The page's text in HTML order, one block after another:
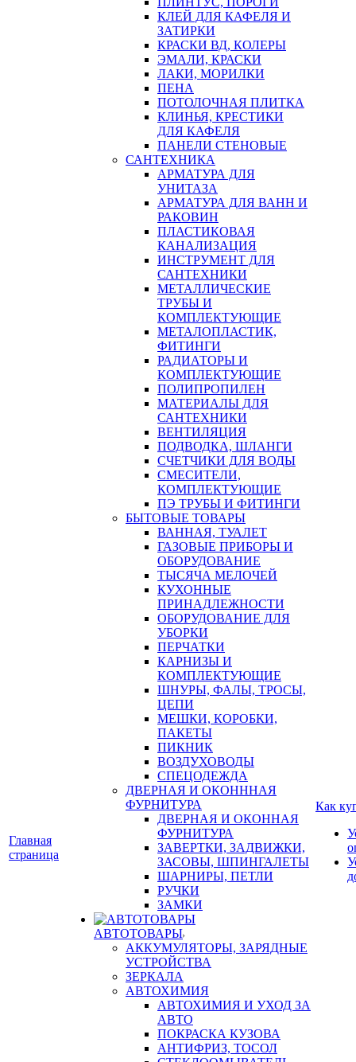
Главная
страница
КЛЕЙ ДЛЯ КАФЕЛЯ И
ЗАТИРКИ
КРАСКИ ВД, КОЛЕРЫ
ЭМАЛИ, КРАСКИ
ЛАКИ, МОРИЛКИ
ПЕНА
ПОТОЛОЧНАЯ ПЛИТКА
КЛИНЬЯ, КРЕСТИКИ
ДЛЯ КАФЕЛЯ
ПАНЕЛИ СТЕНОВЫЕ
САНТЕХНИКА
АРМАТУРА ДЛЯ
УНИТАЗА
АРМАТУРА ДЛЯ ВАНН И
РАКОВИН
ПЛАСТИКОВАЯ
КАНАЛИЗАЦИЯ
ИНСТРУМЕНТ ДЛЯ
САНТЕХНИКИ
МЕТАЛЛИЧЕСКИЕ
ТРУБЫ И
КОМПЛЕКТУЮЩИЕ
МЕТАЛОПЛАСТИК,
ФИТИНГИ
РАДИАТОРЫ И
КОМПЛЕКТУЮЩИЕ
ПОЛИПРОПИЛЕН
МАТЕРИАЛЫ ДЛЯ
САНТЕХНИКИ
ВЕНТИЛЯЦИЯ
ПОДВОДКА, ШЛАНГИ
СЧЕТЧИКИ ДЛЯ ВОДЫ
СМЕСИТЕЛИ,
КОМПЛЕКТУЮЩИЕ
ПЭ ТРУБЫ И ФИТИНГИ
БЫТОВЫЕ ТОВАРЫ
ВАННАЯ, ТУАЛЕТ
ГАЗОВЫЕ ПРИБОРЫ И
ОБОРУДОВАНИЕ
ТЫСЯЧА МЕЛОЧЕЙ
КУХОННЫЕ
ПРИНАДЛЕЖНОСТИ
ОБОРУДОВАНИЕ ДЛЯ
УБОРКИ
ПЕРЧАТКИ
КАРНИЗЫ И
КОМПЛЕКТУЮЩИЕ
ШНУРЫ, ФАЛЫ, ТРОСЫ,
ЦЕПИ
МЕШКИ, КОРОБКИ,
ПАКЕТЫ
ПИКНИК
ВОЗДУХОВОДЫ
СПЕЦОДЕЖДА
ДВЕРНАЯ И ОКОНННАЯ
ФУРНИТУРА
ДВЕРНАЯ И ОКОННАЯ
ФУРНИТУРА
ЗАВЕРТКИ, ЗАДВИЖКИ,
ЗАСОВЫ, ШПИНГАЛЕТЫ
ШАРНИРЫ, ПЕТЛИ
РУЧКИ
ЗАМКИ
АВТОТОВАРЫ
АККУМУЛЯТОРЫ, ЗАРЯДНЫЕ
УСТРОЙСТВА
ЗЕРКАЛА
АВТОХИМИЯ
АВТОХИМИЯ И УХОД ЗА
АВТО
ПОКРАСКА КУЗОВА
АНТИФРИЗ, ТОСОЛ
Как